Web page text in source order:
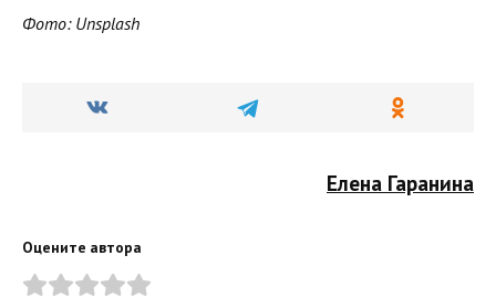
Фото: Unsplash
Елена Гаранина
Оцените автора